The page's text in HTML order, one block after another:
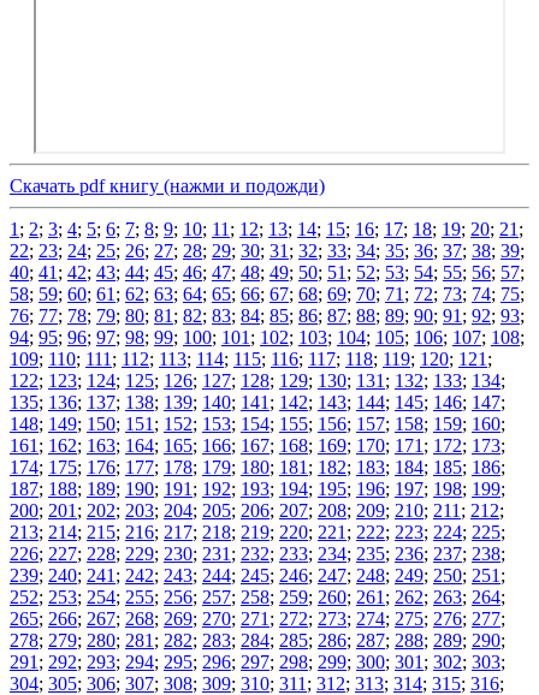
Скачать pdf книгу (нажми и подожди)
1 ; 2; 3; 4; 5; 6; 7; 8; 9; 10; 11 ; 12; 13; 14; 15; 16; 17; 18; 19; 20; 21 ;
22; 23; 24; 25; 26; 27; 28; 29; 30; 31 ; 32; 33; 34; 35; 36; 37; 38; 39;
40; 41 ; 42; 43; 44; 45; 46; 47; 48; 49; 50; 51 ; 52; 53; 54; 55; 56; 57;
58; 59; 60; 61 ; 62; 63; 64; 65; 66; 67; 68; 69; 70; 71 ; 72; 73; 74; 75;
76; 77; 78; 79; 80; 81 ; 82; 83; 84; 85; 86; 87; 88; 89; 90; 91 ; 92; 93;
94; 95; 96; 97; 98; 99; 100; 101 ; 102; 103; 104; 105; 106; 107; 108;
109; 110; 111 ; 112; 113; 114; 115; 116; 117; 118; 119; 120; 121 ;
122; 123; 124; 125; 126; 127; 128; 129; 130; 131 ; 132; 133; 134;
135; 136; 137; 138; 139; 140; 141 ; 142; 143; 144; 145; 146; 147;
148; 149; 150; 151 ; 152; 153; 154; 155; 156; 157; 158; 159; 160;
161 ; 162; 163; 164; 165; 166; 167; 168; 169; 170; 171 ; 172; 173;
174; 175; 176; 177; 178; 179; 180; 181 ; 182; 183; 184; 185; 186;
187; 188; 189; 190; 191 ; 192; 193; 194; 195; 196; 197; 198; 199;
200; 201 ; 202; 203; 204; 205; 206; 207; 208; 209; 210; 211 ; 212;
213; 214; 215; 216; 217; 218; 219; 220; 221 ; 222; 223; 224; 225;
226; 227; 228; 229; 230; 231 ; 232; 233; 234; 235; 236; 237; 238;
239; 240; 241 ; 242; 243; 244; 245; 246; 247; 248; 249; 250; 251 ;
252; 253; 254; 255; 256; 257; 258; 259; 260; 261 ; 262; 263; 264;
265; 266; 267; 268; 269; 270; 271 ; 272; 273; 274; 275; 276; 277;
278; 279; 280; 281 ; 282; 283; 284; 285; 286; 287; 288; 289; 290;
291 ; 292; 293; 294; 295; 296; 297; 298; 299; 300; 301 ; 302; 303;
304; 305; 306; 307; 308; 309; 310; 311 ; 312; 313; 314; 315; 316;